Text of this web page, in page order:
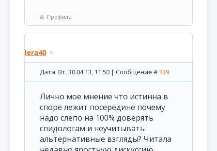
Профиль
lera40
Дата: Вт, 30.04.13, 11:50 | Сообщение # 139
Лично мое мнение что истинна в
споре лежит посередине почему
надо слепо на 100% доверять
спидологам и неучитывать
альтернативные взгляды? Читала